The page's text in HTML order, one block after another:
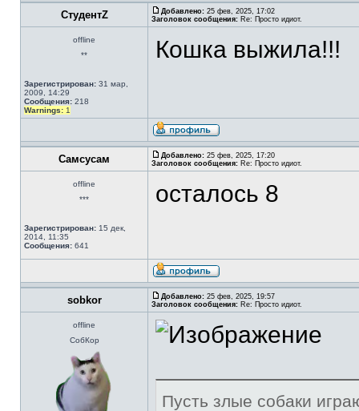
СтудентZ Добавлено: 25 фев, 2025, 17:02
Заголовок сообщения: Re: Просто идиот.
offline
**
Зарегистрирован: 31 мар,
2009, 14:29
Сообщения: 218
Warnings: 1
Кошка выжила!!!
Самсусам Добавлено: 25 фев, 2025, 17:20
Заголовок сообщения: Re: Просто идиот.
offline
***
Зарегистрирован: 15 дек,
2014, 11:35
Сообщения: 641
осталось 8
sobkor Добавлено: 25 фев, 2025, 19:57
Заголовок сообщения: Re: Просто идиот.
offline
СобКор
Пусть злые собаки